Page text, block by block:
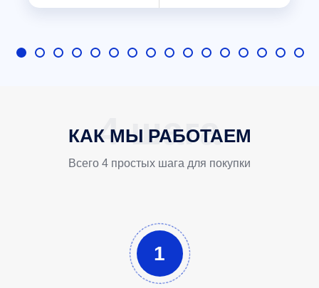
КАК МЫ РАБОТАЕМ
Всего 4 простых шага для покупки
1